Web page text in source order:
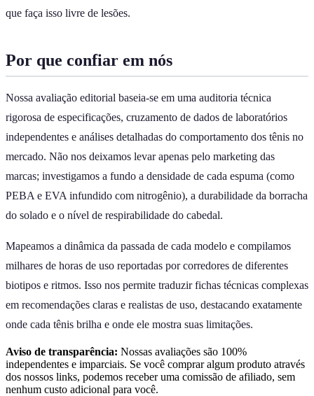
que faça isso livre de lesões.
Por que confiar em nós
Nossa avaliação editorial baseia-se em uma auditoria técnica
rigorosa de especificações, cruzamento de dados de laboratórios
independentes e análises detalhadas do comportamento dos tênis no
mercado. Não nos deixamos levar apenas pelo marketing das
marcas; investigamos a fundo a densidade de cada espuma (como
PEBA e EVA infundido com nitrogênio), a durabilidade da borracha
do solado e o nível de respirabilidade do cabedal.
Mapeamos a dinâmica da passada de cada modelo e compilamos
milhares de horas de uso reportadas por corredores de diferentes
biotipos e ritmos. Isso nos permite traduzir fichas técnicas complexas
em recomendações claras e realistas de uso, destacando exatamente
onde cada tênis brilha e onde ele mostra suas limitações.
Aviso de transparência: Nossas avaliações são 100%
independentes e imparciais. Se você comprar algum produto através
dos nossos links, podemos receber uma comissão de afiliado, sem
nenhum custo adicional para você.